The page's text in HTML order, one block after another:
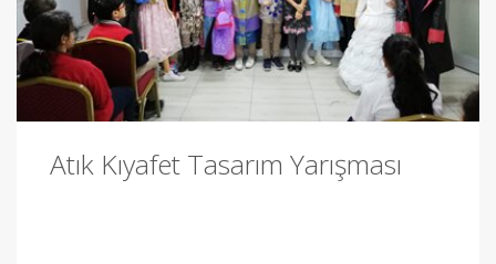
Atık Kıyafet Tasarım Yarışması